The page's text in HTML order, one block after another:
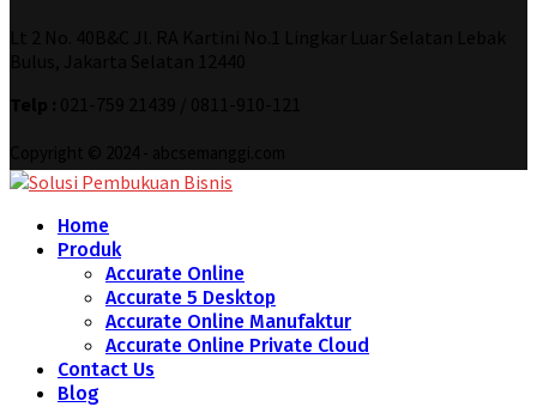
Home
Produk
Accurate Online
Accurate 5 Desktop
Accurate Online Manufaktur
Accurate Online Private Cloud
Contact Us
Blog